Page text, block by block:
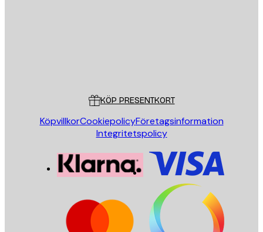
KÖP PRESENTKORT
KöpvillkorCookiepolicyFöretagsinformation
Integritetspolicy